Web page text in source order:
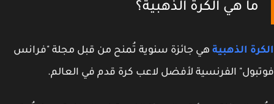
ما هي الكرة الذهبية؟
الذهبيةهي جائزة سنوية تُمنح من قبل مجلة "فرانس
الفرنسية لأفضل لاعب كرة قدم في العالم.